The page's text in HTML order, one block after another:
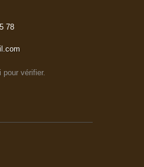
78
pour vérifier.